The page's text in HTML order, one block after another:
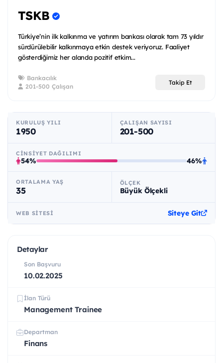
TSKB
Türkiye’nin ilk kalkınma ve yatırım bankası olarak tam 73 yıldır
sürdürülebilir kalkınmaya etkin destek veriyoruz. Faaliyet
gösterdiğimiz her alanda pozitif etkim...
Bankacılık
201-500 Çalışan
Takip Et
KURULUŞ YILI
1950
ÇALIŞAN SAYISI
201-500
CINSIYET DAĞILIMI
54% 46%
ORTALAMA YAŞ
35
ÖLÇEK
Büyük Ölçekli
WEB SITESI Siteye Git
Detaylar
Son Başvuru
10.02.2025
İlan Türü
Management Trainee
Departman
Finans